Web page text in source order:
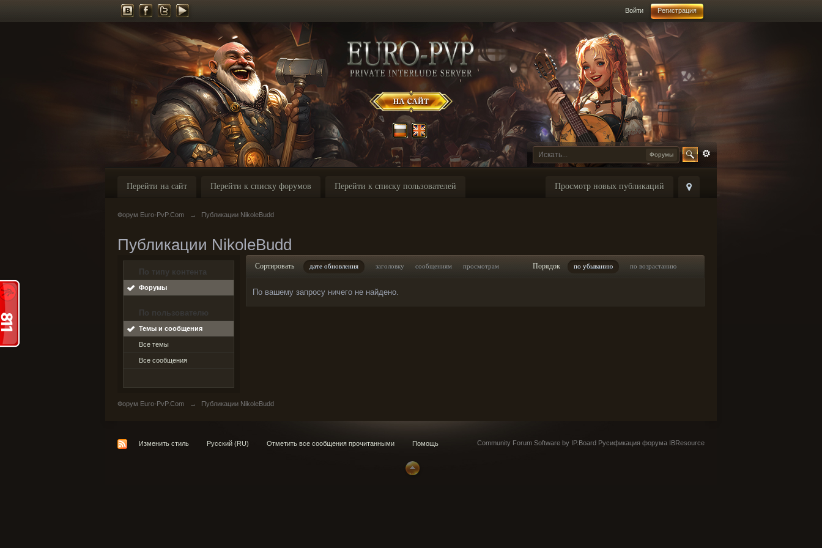
Войти Регистрация
Форумы
Просмотр новых публикаций
Перейти на сайт Перейти к списку форумов Перейти к списку пользователей
Форум Euro-PvP.Com → Публикации NikoleBudd
Публикации NikoleBudd
По типу контента
Форумы
По пользователю
Темы и сообщения
Все темы
Все сообщения
Сортировать дате обновления заголовку сообщениям просмотрам Порядок по убыванию по возрастанию
По вашему запросу ничего не найдено.
Форум Euro-PvP.Com → Публикации NikoleBudd
Изменить стиль Русский (RU) Отметить все сообщения прочитанными Помощь Community Forum Software by IP.Board Русификация форума IBResource